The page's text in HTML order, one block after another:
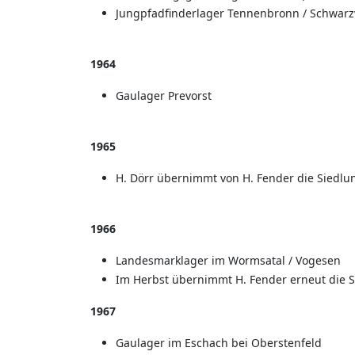
Jungpfadfinderlager Tennenbronn /
1964
Gaulager Prevorst
1965
H. Dörr übernimmt von H. Fender die
1966
Landesmarklager im Wormsatal / Vogesen
Im Herbst übernimmt H. Fender erneut die
1967
Gaulager im Eschach bei Oberstenfeld